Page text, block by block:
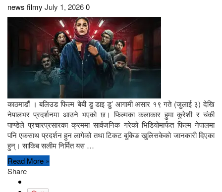
news filmy July 1, 20260
काठमाडौं । बलिउड फिल्म ‘बेबी डु डाइ डु’ आगामी असार १९ गते (जुलाई ३) देखि
नेपालभर प्रदर्शनमा आउने भएको छ। फिल्मका कलाकार हुमा कुरेशी र चंकी
पाण्डेले प्रचारप्रसारका क्रममा सार्वजनिक गरेको भिडियोमार्फत फिल्म नेपालमा
पनि एकसाथ प्रदर्शन हुन लागेको तथा टिकट बुकिङ खुलिसकेको जानकारी दिएका
हुन्। साकिब सलीम निर्मित यस …
Read More »
Share